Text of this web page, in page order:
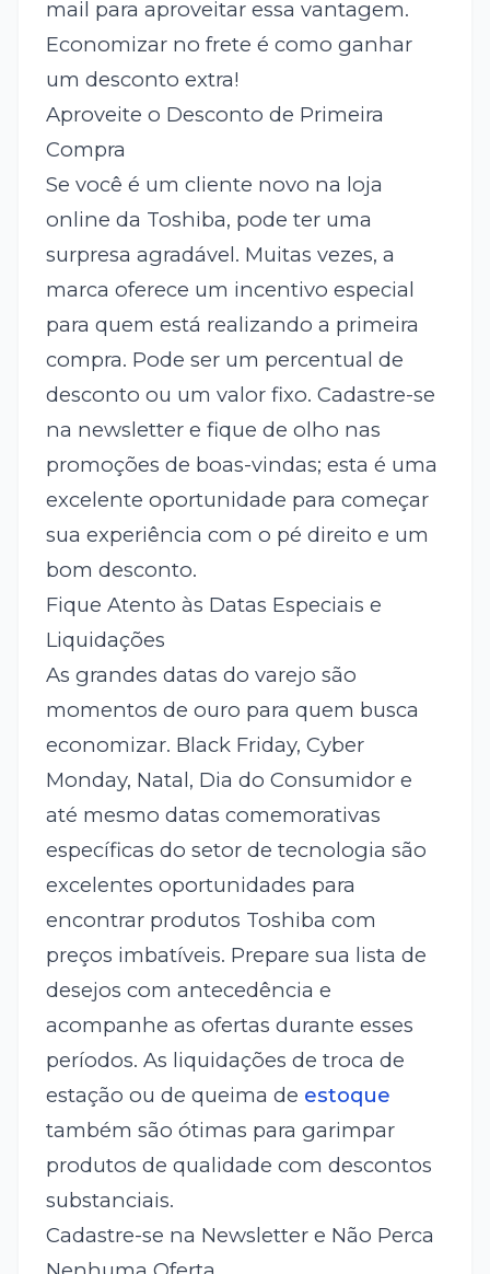
mail para aproveitar essa vantagem.
Economizar no frete é como ganhar
um desconto extra!
Aproveite o Desconto de Primeira
Compra
Se você é um cliente novo na loja
online da Toshiba, pode ter uma
surpresa agradável. Muitas vezes, a
marca oferece um incentivo especial
para quem está realizando a primeira
compra. Pode ser um percentual de
desconto ou um valor fixo. Cadastre-se
na newsletter e fique de olho nas
promoções de boas-vindas; esta é uma
excelente oportunidade para começar
sua experiência com o pé direito e um
bom desconto.
Fique Atento às Datas Especiais e
Liquidações
As grandes datas do varejo são
momentos de ouro para quem busca
economizar. Black Friday, Cyber
Monday, Natal, Dia do Consumidor e
até mesmo datas comemorativas
específicas do setor de tecnologia são
excelentes oportunidades para
encontrar produtos Toshiba com
preços imbatíveis. Prepare sua lista de
desejos com antecedência e
acompanhe as ofertas durante esses
períodos. As liquidações de troca de
estação ou de queima de estoque
também são ótimas para garimpar
produtos de qualidade com descontos
substanciais.
Cadastre-se na Newsletter e Não Perca